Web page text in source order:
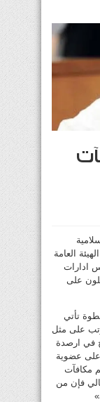
العامة
ادارات
على
تأتي
على مثل
في ارصدة
على عضوية
مكافآت
فإن من